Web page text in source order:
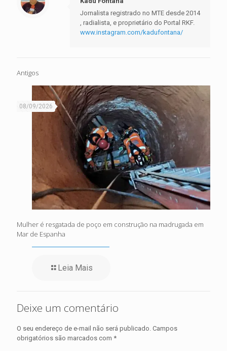
Jornalista registrado no MTE desde 2014
, radialista, e proprietário do Portal RKF.
www.instagram.com/kadufontana/
Antigos
08/09/2026
Mulher é resgatada de poço em construção na madrugada em
Mar de Espanha
Leia Mais
Deixe um comentário
O seu endereço de e-mail não será publicado. Campos
obrigatórios são marcados com *